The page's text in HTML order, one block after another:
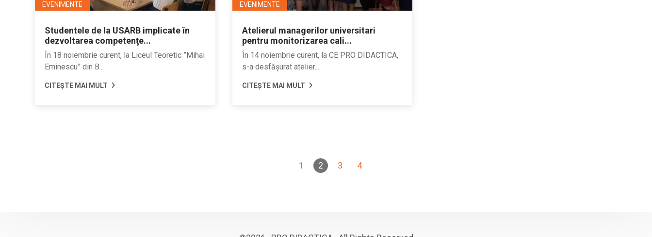
EVENIMENTE
Studentele de la USARB implicate în
dezvoltarea competenţe...
În 18 noiembrie curent, la Liceul Teoretic ”Mihai
Eminescu” din B...
CITEȘTE MAI MULT
EVENIMENTE
Atelierul managerilor universitari
pentru monitorizarea cali...
În 14 noiembrie curent, la CE PRO DIDACTICA,
s-a desfășurat atelier...
CITEȘTE MAI MULT
1 2 3 4